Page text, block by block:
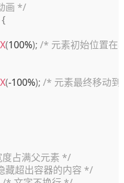
画 */
{
(100%); /* 元素初始位置在
(-100%); /* 元素最终移动
占满父元素 */
藏超出容器的内容 */